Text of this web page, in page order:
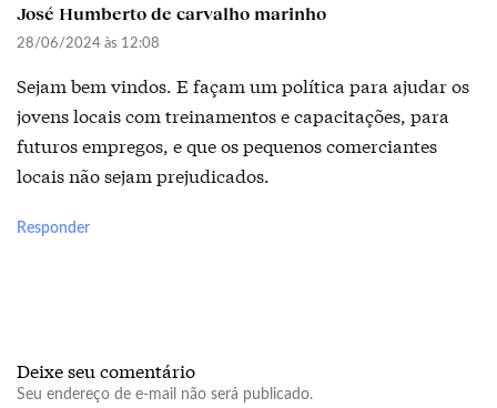
José Humberto de carvalho marinho
28/06/2024 às 12:08
Sejam bem vindos. E façam um política para ajudar os
jovens locais com treinamentos e capacitações, para
futuros empregos, e que os pequenos comerciantes
locais não sejam prejudicados.
Responder
Deixe seu comentário
Seu endereço de e-mail não será publicado.